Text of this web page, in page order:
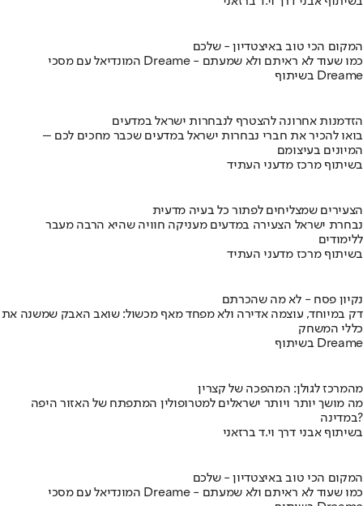
המקום הכי טוב באיצטדיון - שלכם
המונדיאל עם מסכי Dreame - כמו שעוד לא ראיתם ולא שמעתם
בשיתוף Dreame
הזדמנות אחרונה להצטרף לנבחרות ישראל במדעים
בואו להכיר את חברי נבחרות ישראל במדעים שכבר מחכים לכם –
המיונים בעיצומם
בשיתוף מרכז מדעני העתיד
הצעירים שמצליחים לפתור כל בעיה מדעית
נבחרת ישראל הצעירה במדעים מעניקה חוויה שהיא הרבה מעבר
ללימודים
בשיתוף מרכז מדעני העתיד
נקיון פסח - לא מה שהכרתם
דק במיוחד, עוצמה אדירה ולא מפחד מאף מכשול: שואב האבק שמשנה את
כללי המשחק
בשיתוף Dreame
מהמרכז לגולן: המהפכה של קצרין
מה מושך יותר ויותר ישראלים למטרופולין המתפתח של האזור היפה
במדינה?
בשיתוף אבני דרך וי.ד ברזאני
המקום הכי טוב באיצטדיון - שלכם
המונדיאל עם מסכי Dreame - כמו שעוד לא ראיתם ולא שמעתם